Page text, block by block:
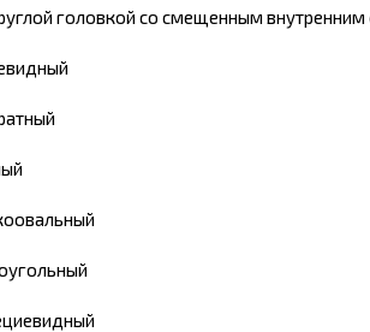
головкой со смещенным внутренним